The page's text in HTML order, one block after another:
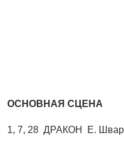
ОСНОВНАЯ СЦЕНА
1, 7, 28 ДРАКОН Е.